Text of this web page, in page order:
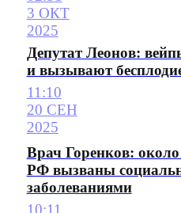
3 ОКТ
2025
Депутат Леонов:
и вызывают
11:10
20 СЕН
2025
Врач Горенков:
РФ вызваны
заболеваниями
10:11